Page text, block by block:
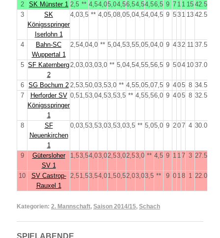
2 SK Münster 1 2,5 ** 4,54,05,04,56,54,54,56,5 9 7 1 1 15 42.5
3
SK
Königsspringer
Iserlohn 1
4,03,5 ** 4,05,08,05,04,54,04,5 9 53 1 13 42.5
4
Bahn-SC
Wuppertal 1
2,54,04,0 ** 5,04,53,55,05,04,0 9 432 11 37.5
5 SF Katernberg
2
2,03,03,03,0 ** 5,04,54,55,56,5 9 504 10 37.0
6 SG Bochum 2 2,53,50,03,53,0 ** 4,55,05,07,5 9 405 8 34.5
7
Herforder SV
Königsspringer
1
0,51,53,04,53,53,5 ** 4,55,56,0 9 405 8 32.5
8
SF
Neuenkirchen
1
0,03,53,53,03,53,03,5 ** 5,05,0 9 207 4 30.0
9
Gütersloher
SV 1
1,53,54,03,02,53,02,53,0 ** 4,5 9 1 17 3 27.5
10
SV Castrop-
Rauxel 1
2,51,53,54,01,50,52,03,03,5 ** 9 0 18 1 22.0
Kategorien: 2. Mannschaft, Saison 2014/15, Schach